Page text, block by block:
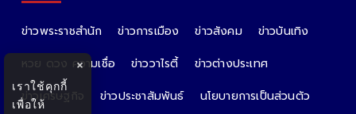
ข่าวพระราชสำนัก ข่าวการเมือง ข่าวสังคม
ข่าวบันเทิง
หวย ดวง ความเชื่อ
ข่าววาไรตี้
ข่าวต่างประเทศ
ข่าวเศรษฐกิจ
ข่าวประชาสัมพันธ์ นโยบายการเป็นส่วนตัว
×
เราใช้คุกกี้
เพื่อให้